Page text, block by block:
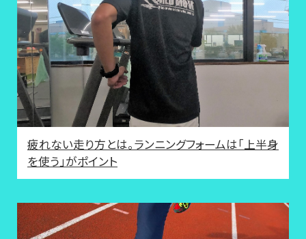
疲れない走り方とは。ランニングフォームは「上半身
を使う」がポイント